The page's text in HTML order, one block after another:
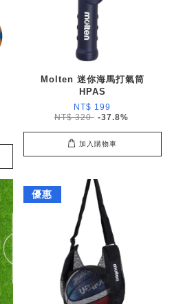
Molten 迷你海馬打氣筒
HPAS
NT$ 199
NT$ 320 -37.8%
加入購物車
優惠